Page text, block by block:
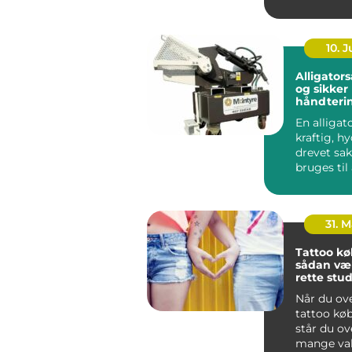
10.
Alligatorsaks
og sikker
En
kraftig,
drevet
bruges til
31.
Tattoo
sådan
rette
Når du
tattoo
står du
mange